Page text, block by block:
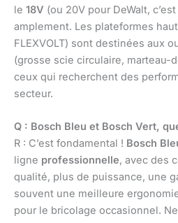
le 18V (ou 20V pour DeWalt,
amplement. Les plateformes
FLEXVOLT) sont destinées aux
(grosse scie circulaire, marteau-
ceux qui recherchent des
secteur.
Q : Bosch Bleu et Bosch Vert,
R : C’est fondamental ! Bosch
ligne professionnelle, avec des
qualité, plus de puissance, une
souvent une meilleure
pour le bricolage occasionnel.